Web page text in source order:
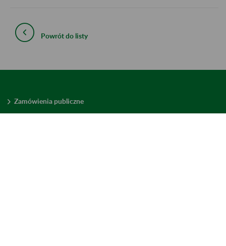
Powrót do listy
Zamówienia publiczne